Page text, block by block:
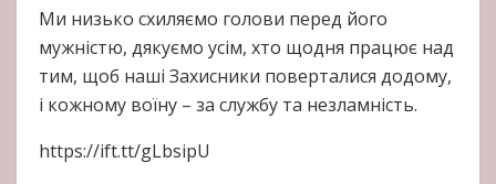
Ми низько схиляємо голови перед його
мужністю, дякуємо усім, хто щодня працює над
тим, щоб наші Захисники поверталися додому,
і кожному воїну – за службу та незламність.
https://ift.tt/gLbsipU